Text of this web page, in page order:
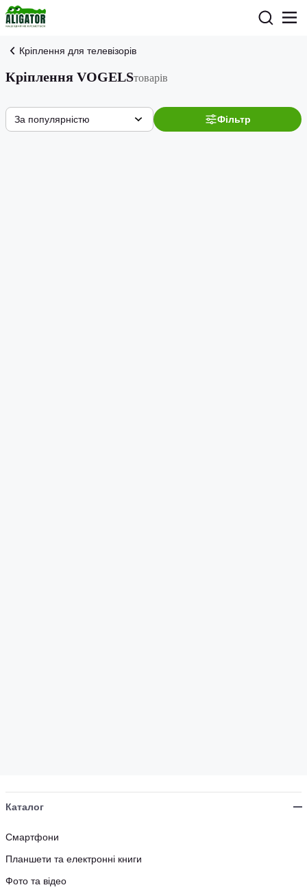
Кріплення для телевізорів
Кріплення VOGELSтоварів
Фільтр
За популярністю
Каталог
Смартфони
Планшети та електронні книги
Фото та відео